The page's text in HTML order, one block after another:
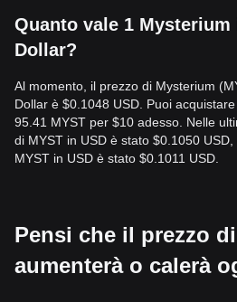
Quanto vale 1
Dollar?
Al momento, il prezzo di Mysterium
Dollar è $0.1048 USD. Puoi
95.41 MYST per $10 adesso. Nelle
di MYST in USD è stato $0.1050
MYST in USD è stato $0.1011 USD.
Pensi che il prezzo
aumenterà o calerà